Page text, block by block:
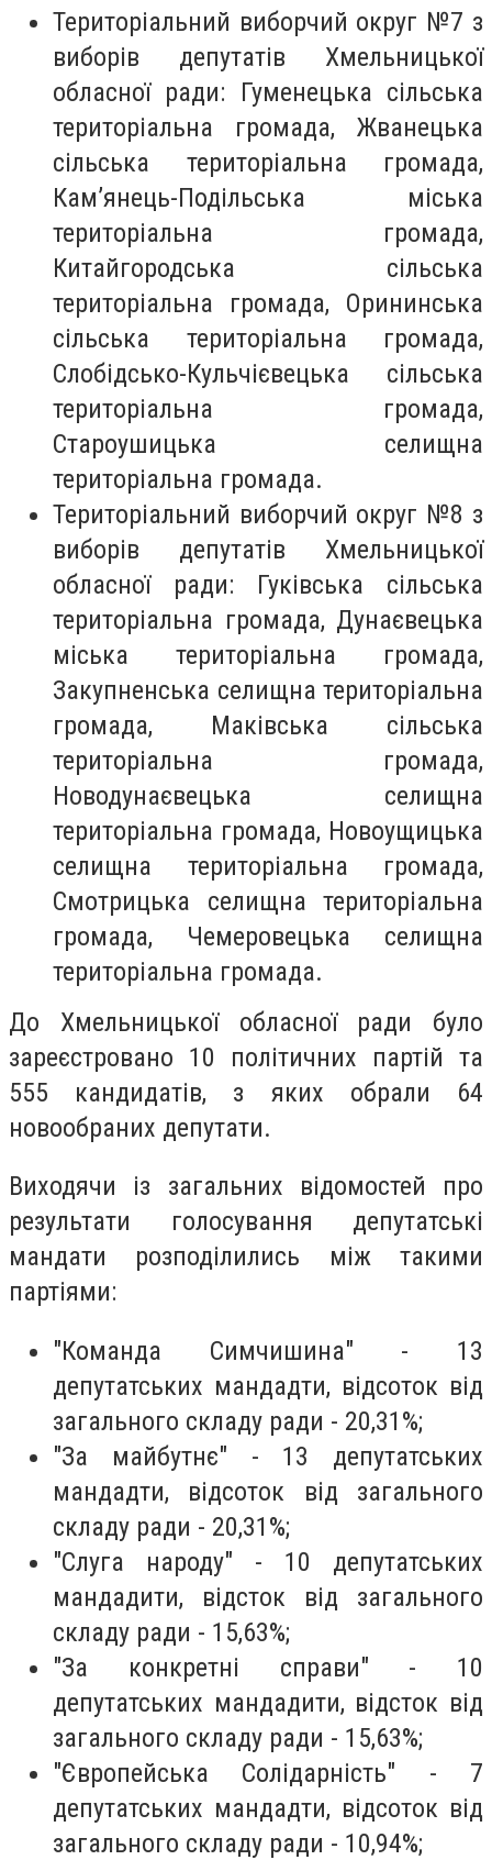
Територіальний виборчий округ №7 з
виборів депутатів Хмельницької
обласної ради: Гуменецька сільська
територіальна громада, Жванецька
сільська територіальна громада,
Кам’янець-Подільська міська
територіальна громада,
Китайгородська сільська
територіальна громада, Орининська
сільська територіальна громада,
Слобідсько-Кульчієвецька сільська
територіальна громада,
Староушицька селищна
територіальна громада.
Територіальний виборчий округ №8 з
виборів депутатів Хмельницької
обласної ради: Гуківська сільська
територіальна громада, Дунаєвецька
міська територіальна громада,
Закупненська селищна територіальна
громада, Маківська сільська
територіальна громада,
Новодунаєвецька селищна
територіальна громада, Новоущицька
селищна територіальна громада,
Смотрицька селищна територіальна
громада, Чемеровецька селищна
територіальна громада.
До Хмельницької обласної ради було
зареєстровано 10 політичних партій та
555 кандидатів, з яких обрали 64
новообраних депутати.
Виходячи із загальних відомостей про
результати голосування депутатські
мандати розподілились між такими
партіями:
"Команда Симчишина" - 13
депутатських мандадти, відсоток від
загального складу ради - 20,31%;
"За майбутнє" - 1 3 депутатських
мандадти, відсоток від загального
складу ради - 20,31%;
"Слуга народу" - 10 депутатських
мандадити, відсток від загального
складу ради - 15,63%;
"За конкретні справи" - 10
депутатських мандадити, відсток від
загального складу ради - 15,63%;
"Європейська Солідарність" - 7
депутатських мандадти, відсоток від
загального складу ради - 10,94%;